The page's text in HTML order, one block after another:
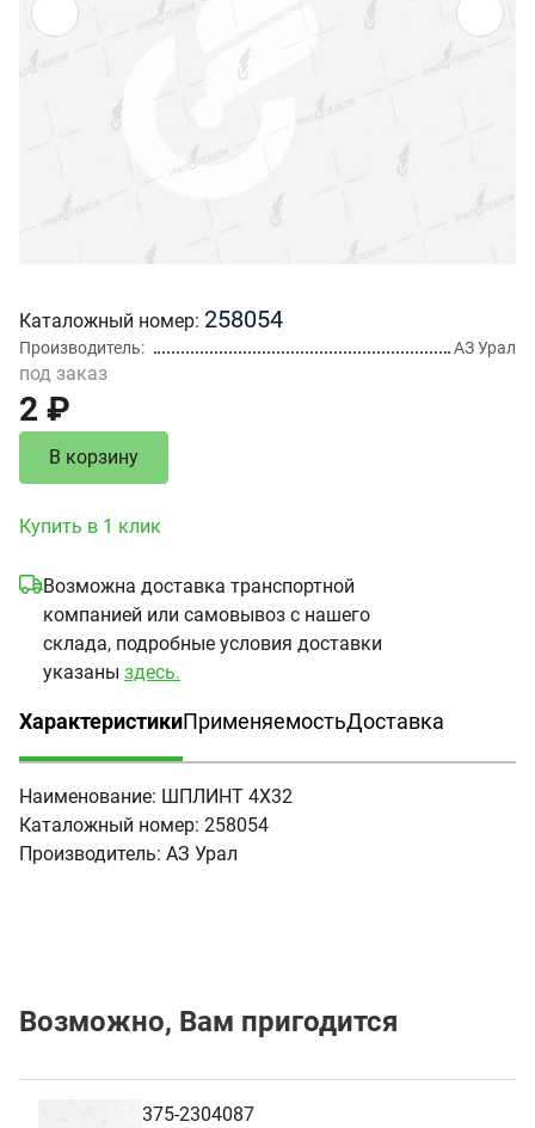
Каталожный номер 258054
Производитель АЗ Урал
под заказ
2 ₽
В корзину
Купить в 1 клик
Возможна доставка транспортной
компанией или самовывоз с нашего
склада, подробные условия доставки
указаны здесь.
Характеристики
(активная вкладка)
ПрименяемостьДоставка
Наименование: ШПЛИНТ 4Х32
Каталожный номер: 258054
Производитель: АЗ Урал
Возможно, Вам пригодится
375-2304087